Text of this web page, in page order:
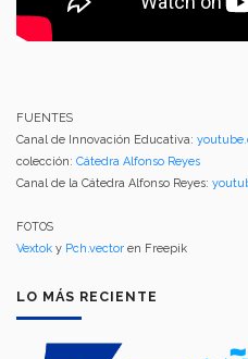
FUENTES
Canal de Innovación Educativa:
colección: Cátedra Alfonso Reyes
Canal de la Cátedra Alfonso Reyes:
FOTOS
Vextok y Pch.vector en Freepik
LO MÁS RECIENTE